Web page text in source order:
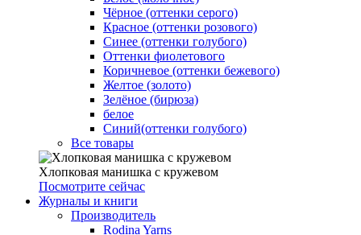
Чёрное (оттенки серого)
Красное (оттенки розового)
Синее (оттенки голубого)
Оттенки фиолетового
Коричневое (оттенки бежевого)
Желтое (золото)
Зелёное (бирюза)
белое
Синий(оттенки голубого)
Все товары
Хлопковая манишка с кружевом
Посмотрите сейчас
Журналы и книги
Производитель
Rodina Yarns